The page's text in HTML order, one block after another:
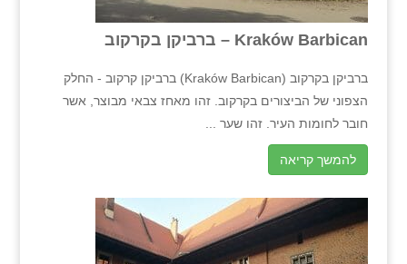
Kraków Barbican – ברביקן בקרקוב
ברביקן בקרקוב (Kraków Barbican) ברביקן קרקוב - החלק
הצפוני של הביצורים בקרקוב. זהו מאחז צבאי מבוצר, אשר
חובר לחומות העיר. זהו שער ...
להמשך קריאה